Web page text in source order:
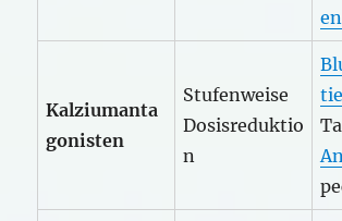
Kalziumanta
gonisten
Stufenweise
Dosisreduktio
n